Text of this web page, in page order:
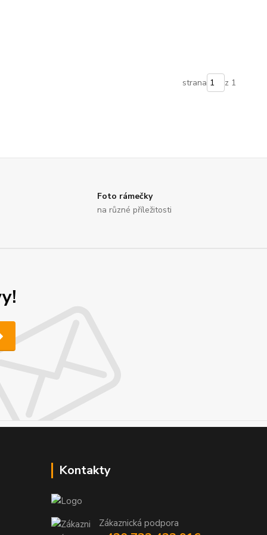
strana z 1
Foto rámečky
na různé příležitosti
Kontakty
Zákaznická podpora